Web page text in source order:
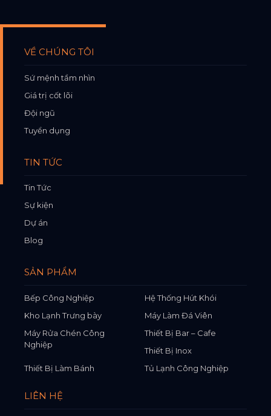
VỀ CHÚNG TÔI
Sứ mệnh tầm nhìn
Giá trị cốt lõi
Đội ngũ
Tuyển dụng
TIN TỨC
Tin Tức
Sự kiện
Dự án
Blog
SẢN PHẨM
Bếp Công Nghiệp
Hệ Thống Hút Khói
Kho Lạnh Trưng bày
Máy Làm Đá Viên
Máy Rửa Chén Công
Nghiệp
Thiết Bị Bar – Cafe
Thiết Bị Inox
Thiết Bị Làm Bánh
Tủ Lạnh Công Nghiệp
LIÊN HỆ